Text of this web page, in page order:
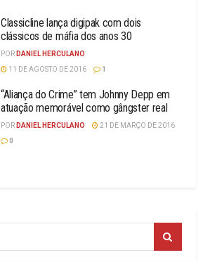
Classicline lança digipak com dois
clássicos de máfia dos anos 30
POR DANIEL HERCULANO
11 DE AGOSTO DE 2016
1
“Aliança do Crime” tem Johnny Depp em
atuação memorável como gângster real
POR DANIEL HERCULANO
21 DE MARÇO DE 2016
0